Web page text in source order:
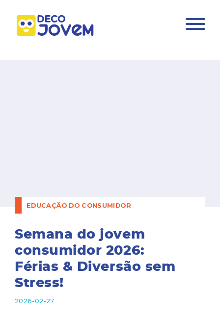
Semana do jovem
consumidor 2026:
Férias & Diversão sem
Stress!
2026-02-27
EDUCAÇÃO DO CONSUMIDOR